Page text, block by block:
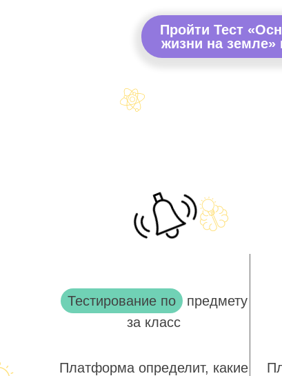
Пройти Тест
жизни на земле»
Тестирование по предмету
за класс
Платформа определит, какие